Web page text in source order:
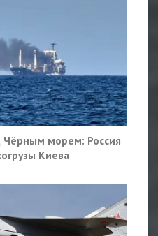
морем: Россия
Киева